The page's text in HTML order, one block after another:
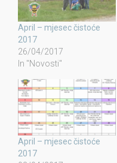
April – mjesec čistoće
2017
26/04/2017
In "Novosti"
April – mjesec čistoće
2017